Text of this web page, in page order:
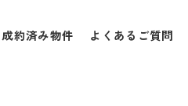
成約済み物件 よくあるご質問